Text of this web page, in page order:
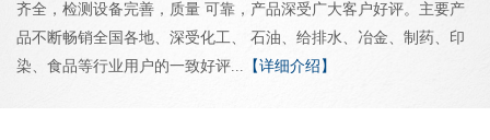
齐全，检测设备完善，质量 可靠，产品深受广大客户好评。主要产
品不断畅销全国各地、深受化工、 石油、给排水、冶金、制药、印
染、食品等行业用户的一致好评... 【详细介绍】